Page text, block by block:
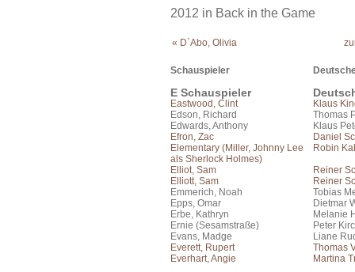
2012 in Back in the Game
« D`Abo, Olivia
Schauspieler
E Schauspieler
Eastwood, Clint
Klaus
Edson, Richard
Thomas
Edwards, Anthony
Klaus
Efron, Zac
Daniel
Elementary (Miller, Johnny Lee
als Sherlock Holmes)
Robin
Elliot, Sam
Reiner
Elliott, Sam
Reiner
Emmerich, Noah
Tobias
Epps, Omar
Dietmar
Erbe, Kathryn
Melanie
Ernie (Sesamstraße)
Peter
Evans, Madge
Liane
Everett, Rupert
Thomas
Everhart, Angie
Martina